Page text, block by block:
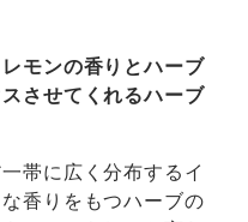
モンの香りとハーブ
させてくれるハーブ
帯に広く分布するイ
香りをもつハーブの